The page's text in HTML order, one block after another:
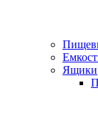
Ящики